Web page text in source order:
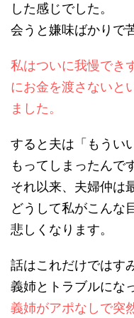
した感じでした。
会うと嫌味ばかりで
私はついに我慢でき
にお金を渡さないと
ました。
すると夫は「もうい
もってしまったんで
それ以来、夫婦仲は
どうして私がこんな
悲しくなります。
話はこれだけではす
義姉とトラブルにな
義姉がアポなしで突